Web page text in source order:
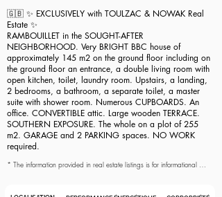
données publiées dans l'annonce et de demander toute information
complémentaire nécessaire. Comme le précise la loi, les surfaces
affichées dans l'annonce sont exprimées en loi Carrez pour les
copropriétés et en surface au sol, approximatives et indicatives, dans
les autres cas. Seules les informations mentionnées dans la promesse de
vente ont une valeur contractuelle.
🇬🇧 ✨ EXCLUSIVELY with TOULZAC & NOWAK Real
Estate ✨
RAMBOUILLET in the SOUGHT-AFTER
NEIGHBORHOOD. Very BRIGHT BBC house of
approximately 145 m2 on the ground floor including on
the ground floor an entrance, a double living room with
open kitchen, toilet, laundry room. Upstairs, a landing,
2 bedrooms, a bathroom, a separate toilet, a master
suite with shower room. Numerous CUPBOARDS. An
office. CONVERTIBLE attic. Large wooden TERRACE.
SOUTHERN EXPOSURE. The whole on a plot of 255
m2. GARAGE and 2 PARKING spaces. NO WORK
required.
* The information provided in real estate listings is for informational
listing and to request any additional information needed. As specified